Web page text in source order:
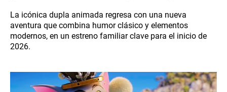
La icónica dupla animada regresa con una nueva
aventura que combina humor clásico y elementos
modernos, en un estreno familiar clave para el inicio de
2026.